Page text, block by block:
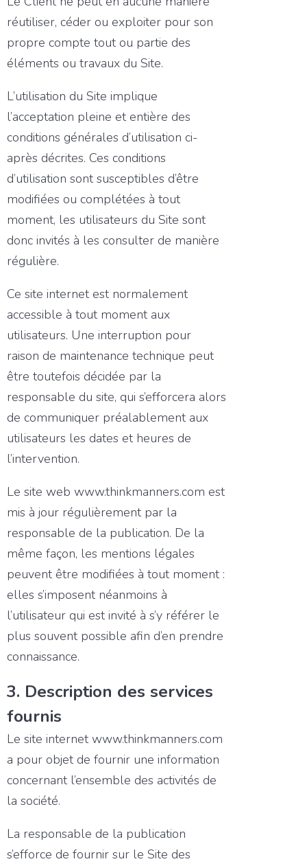
réutiliser, céder ou exploiter pour son
propre compte tout ou partie des
éléments ou travaux du Site.
L’utilisation du Site implique
l’acceptation pleine et entière des
conditions générales d’utilisation ci-
après décrites. Ces conditions
d’utilisation sont susceptibles d’être
modifiées ou complétées à tout
moment, les utilisateurs du Site sont
donc invités à les consulter de manière
régulière.
Ce site internet est normalement
accessible à tout moment aux
utilisateurs. Une interruption pour
raison de maintenance technique peut
être toutefois décidée par la
responsable du site, qui s’efforcera alors
de communiquer préalablement aux
utilisateurs les dates et heures de
l’intervention.
Le site web www.thinkmanners.com est
mis à jour régulièrement par la
responsable de la publication. De la
même façon, les mentions légales
peuvent être modifiées à tout moment :
elles s’imposent néanmoins à
l’utilisateur qui est invité à s’y référer le
plus souvent possible afin d’en prendre
connaissance.
3. Description des services
fournis
Le site internet www.thinkmanners.com
a pour objet de fournir une information
concernant l’ensemble des activités de
la société.
La responsable de la publication
s’efforce de fournir sur le Site des